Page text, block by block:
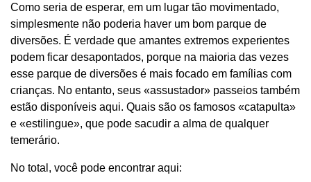
Como seria de esperar, em um lugar tão movimentado,
simplesmente não poderia haver um bom parque de
diversões. É verdade que amantes extremos experientes
podem ficar desapontados, porque na maioria das vezes
esse parque de diversões é mais focado em famílias com
crianças. No entanto, seus «assustador» passeios também
estão disponíveis aqui. Quais são os famosos «catapulta»
e «estilingue», que pode sacudir a alma de qualquer
temerário.
No total, você pode encontrar aqui: